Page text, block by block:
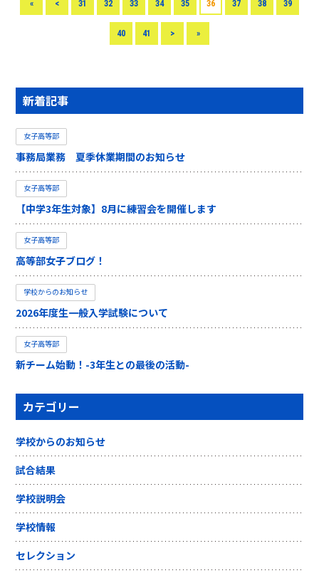
« < 31 32 33 34 35 36 37 38 39
40 41 > »
新着記事
女子高等部
事務局業務 夏季休業期間のお知らせ
女子高等部
【中学3年生対象】8月に練習会を開催します
女子高等部
高等部女子ブログ！
学校からのお知らせ
2026年度生一般入学試験について
女子高等部
新チーム始動！-3年生との最後の活動-
カテゴリー
学校からのお知らせ
試合結果
学校説明会
学校情報
セレクション